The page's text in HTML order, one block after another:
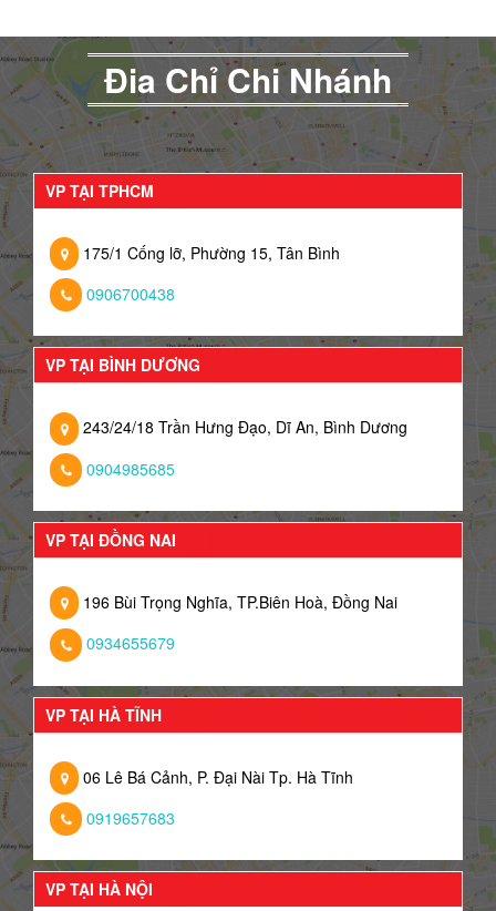
Đia Chỉ Chi Nhánh
VP TẠI TPHCM
175/1 Cống lỡ, Phường 15, Tân Bình
0906700438
VP TẠI BÌNH DƯƠNG
243/24/18 Trần Hưng Đạo, Dĩ An, Bình Dương
0904985685
VP TẠI ĐỒNG NAI
196 Bùi Trọng Nghĩa, TP.Biên Hoà, Đồng Nai
0934655679
VP TẠI HÀ TĨNH
06 Lê Bá Cảnh, P. Đại Nài Tp. Hà Tĩnh
0919657683
VP TẠI HÀ NỘI